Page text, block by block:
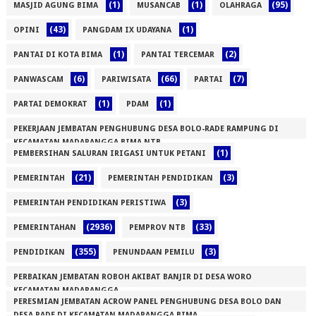
MASJID AGUNG BIMA (1) MUSANCAB (1) OLAHRAGA (95)
OPINI (43) PANGDAM IX UDAYANA (1)
PANTAI DI KOTA BIMA (1) PANTAI TERCEMAR (2)
PANWASCAM (6) PARIWISATA (66) PARTAI (7)
PARTAI DEMOKRAT (1) PDAM (1)
PEKERJAAN JEMBATAN PENGHUBUNG DESA BOLO-RADE RAMPUNG DI
KECAMATAN MADAPANGGA BIMA NTB
(1)PEMBERSIHAN SALURAN IRIGASI UNTUK PETANI (1)
PEMERINTAH (21) PEMERINTAH PENDIDIKAN (3)
PEMERINTAH PENDIDIKAN PERISTIWA (3)
PEMERINTAHAN (2936) PEMPROV NTB (33)
PENDIDIKAN (355) PENUNDAAN PEMILU (3)
PERBAIKAN JEMBATAN ROBOH AKIBAT BANJIR DI DESA WORO
KECAMATAN MADAPANGGA
(1)PERESMIAN JEMBATAN ACROW PANEL PENGHUBUNG DESA BOLO DAN